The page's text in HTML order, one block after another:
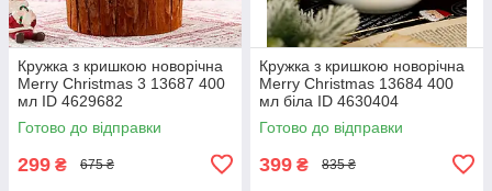
Кружка з кришкою новорічна
Merry Christmas 3 13687 400
мл ID 4629682
Готово до відправки
299 ₴ 675 ₴
Кружка з кришкою новорічна
Merry Christmas 13684 400
мл біла ID 4630404
Готово до відправки
399 ₴ 835 ₴